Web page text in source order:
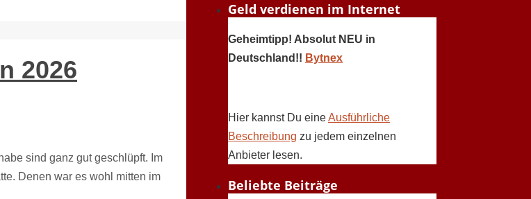
2026
sind ganz gut geschlüpft. Im
Denen war es wohl mitten im
Geld verdienen im Internet
Geheimtipp! Absolut NEU in
Deutschland!! Bytnex
Hier kannst Du eineAusführliche
Beschreibung zu jedem einzelnen
Anbieter lesen.
Beliebte Beiträge